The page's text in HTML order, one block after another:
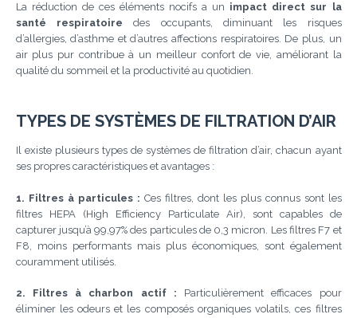
La réduction de ces éléments nocifs a un impact direct sur la
santé respiratoire des occupants, diminuant les risques
d’allergies, d’asthme et d’autres affections respiratoires. De plus, un
air plus pur contribue à un meilleur confort de vie, améliorant la
qualité du sommeil et la productivité au quotidien.
TYPES DE SYSTÈMES DE FILTRATION D’AIR
Il existe plusieurs types de systèmes de filtration d’air, chacun ayant
ses propres caractéristiques et avantages :
1. Filtres à particules : Ces filtres, dont les plus connus sont les
filtres HEPA (High Efficiency Particulate Air), sont capables de
capturer jusqu’à 99,97% des particules de 0,3 micron. Les filtres F7 et
F8, moins performants mais plus économiques, sont également
couramment utilisés.
2. Filtres à charbon actif : Particulièrement efficaces pour
éliminer les odeurs et les composés organiques volatils, ces filtres